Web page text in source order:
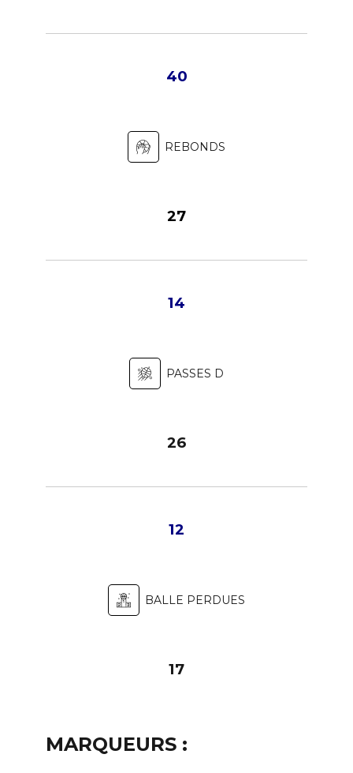
40
REBONDS
27
14
PASSES D
26
12
BALLE PERDUES
17
MARQUEURS :